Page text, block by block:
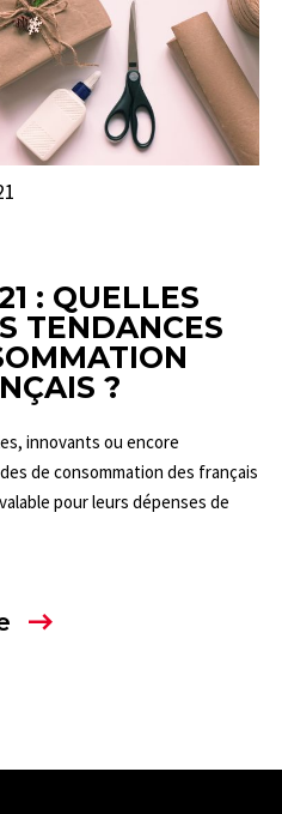
: QUELLES
TENDANCES
?
innovants ou encore
de consommation des français
pour leurs dépenses de